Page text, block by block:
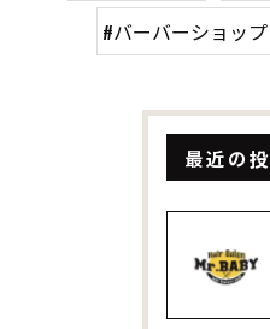
#バーバーショップ
最近の
ご予約